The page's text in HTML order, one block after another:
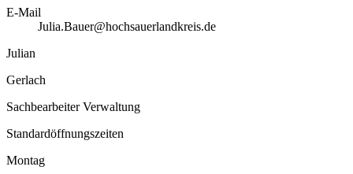
E-Mail
Julia.Bauer@hochsauerlandkreis.de
Julian
Gerlach
Sachbearbeiter Verwaltung
Standardöffnungszeiten
Montag